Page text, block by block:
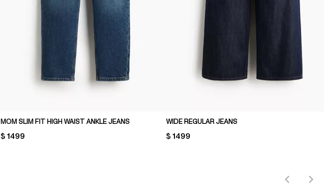
MOM SLIM FIT HIGH WAIST ANKLE JEANS
PRICE:
$ 1499
WIDE REGULAR JEANS
PRICE:
$ 1499